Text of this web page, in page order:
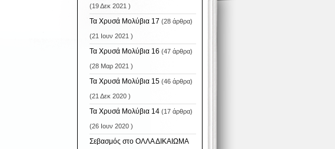
(19 Δεκ 2021 )
Τα Χρυσά Μολύβια 17 (28 άρθρα)
(21 Ιουν 2021 )
Τα Χρυσά Μολύβια 16 (47 άρθρα)
(28 Μαρ 2021 )
Τα Χρυσά Μολύβια 15(46 άρθρα)
(21 Δεκ 2020 )
Τα Χρυσά Μολύβια 14(17 άρθρα)
(26 Ιουν 2020 )
Σεβασμός στο ΟΛΛΑ ΔΙΚΑΙΩΜΑ